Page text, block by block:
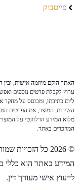
פייסבוק
האתר הוקם מיוזמה אישית,
ערוץ לקבלת פרטים נוספים
ליום כתיבתו, ומבוסס על מחקר
השירות, המוצר, את הפרטים
מלוא המידע הרלוונטי על
המוזכרים באתר.
© 2026 כל הזכויות שמורות לאברהמי רוזן ושות'
המידע באתר הוא כללי
לייעוץ אישי מעורך דין.